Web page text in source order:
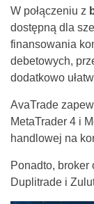
W połączeniu z
dostępną dla
finansowania
debetowych,
dodatkowo
AvaTrade
MetaTrader 4 i
handlowej na
Ponadto,
Duplitrade i